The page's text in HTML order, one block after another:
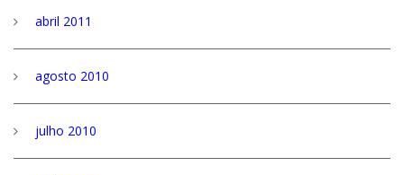
abril 2011
agosto 2010
julho 2010